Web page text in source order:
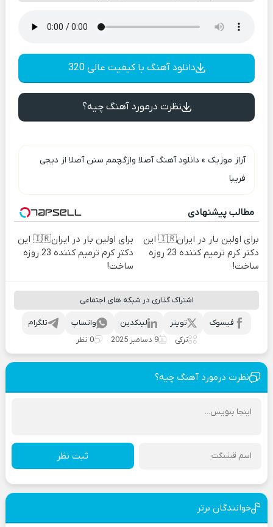
دانلود آهنگ با کیفیت عالی 320
نظرت درمورد آهنگ چیه؟
آراز موزیک » دانلود آهنگ آصلا وازگچمم سنن آصلا از دیجی
فریبا
مطالب پیشنهادی
برای اولین بار در ایران🇮🇷 این
دکتر کرم ترمیم کننده 23 روزه
ساخت!
برای اولین بار در ایران🇮🇷 این
دکتر کرم ترمیم کننده 23 روزه
ساخت!
اشتراک گذاری در شبکه های اجتماعی
تلگرام واتساپ لینکدین تویتر
فیسوک
ترکی
9 دسامبر 2025 0 نظر
نظرت درمورد آهنگ چیه؟
ثبت نظر
خوانندگان برتر